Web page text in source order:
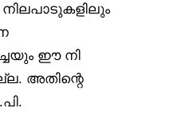
ഈ നി
അതിന്റെ